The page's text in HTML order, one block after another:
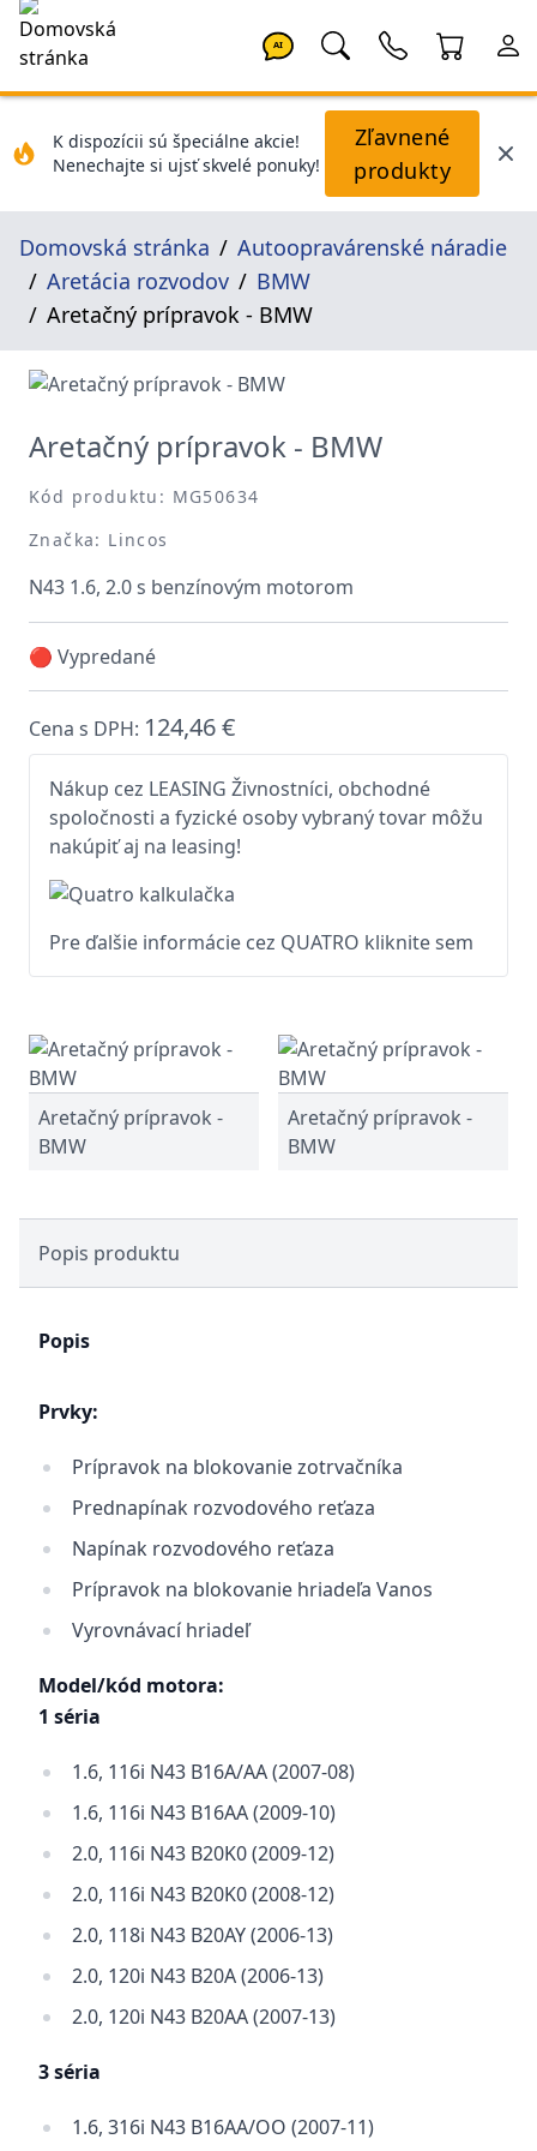
AI
K dispozícii sú špeciálne akcie!
Nenechajte si ujsť skvelé ponuky!
Zľavnené
produkty
Domovská stránka
Autoopravárenské náradie
Aretácia rozvodov
BMW
Aretačný prípravok - BMW
Aretačný prípravok - BMW
Kód produktu: MG50634
Značka: Lincos
N43 1.6, 2.0 s benzínovým motorom
🔴 Vypredané
Cena s DPH: 124,46 €
Nákup cez LEASING Živnostníci, obchodné
spoločnosti a fyzické osoby vybraný tovar môžu
nakúpiť aj na leasing!
Pre ďalšie informácie cez QUATRO kliknite sem
Aretačný prípravok -
BMW
Aretačný prípravok -
BMW
Popis produktu
Popis
Prvky:
Prípravok na blokovanie zotrvačníka
Prednapínak rozvodového reťaza
Napínak rozvodového reťaza
Prípravok na blokovanie hriadeľa Vanos
Vyrovnávací hriadeľ
Model/kód motora:
1 séria
1.6, 116i N43 B16A/AA (2007-08)
1.6, 116i N43 B16AA (2009-10)
2.0, 116i N43 B20K0 (2009-12)
2.0, 116i N43 B20K0 (2008-12)
2.0, 118i N43 B20AY (2006-13)
2.0, 120i N43 B20A (2006-13)
2.0, 120i N43 B20AA (2007-13)
3 séria
1.6, 316i N43 B16AA/OO (2007-11)